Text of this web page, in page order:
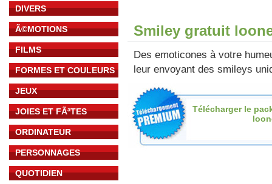
DIVERS
Ã©MOTIONS
FILMS
FORMES ET COULEURS
JEUX
JOIES ET FÃªTES
ORDINATEUR
PERSONNAGES
QUOTIDIEN
Smiley gratuit
Des emoticones à votre
leur envoyant des smileys
Télécharger le